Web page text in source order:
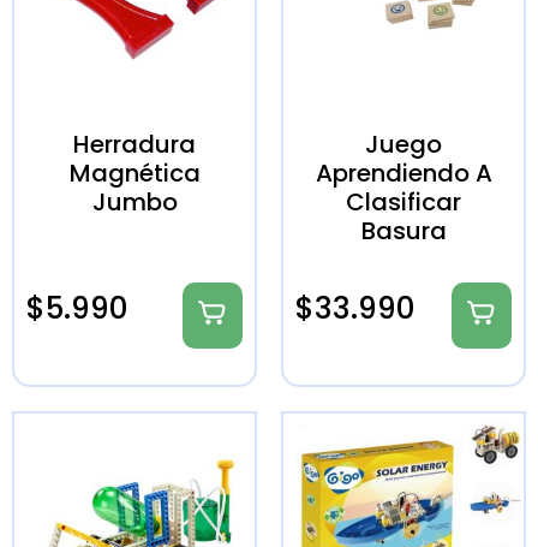
Herradura
Magnética
Jumbo
$5.990
Juego
Aprendiendo A
Clasificar
Basura
$33.990